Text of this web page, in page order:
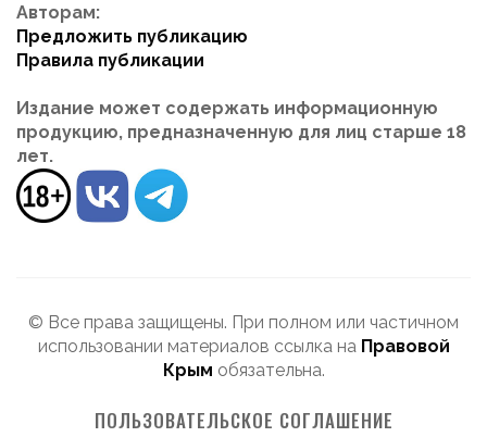
Авторам:
Предложить публикацию
Правила публикации
Издание может содержать информационную
продукцию, предназначенную для лиц старше 18
лет.
© Все права защищены. При полном или частичном
использовании материалов ссылка на Правовой
Крым обязательна.
ПОЛЬЗОВАТЕЛЬСКОЕ СОГЛАШЕНИЕ